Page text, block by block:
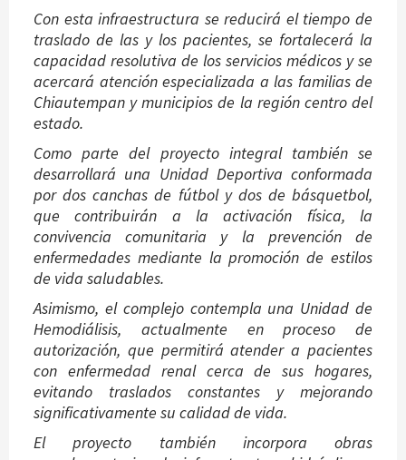
Con esta infraestructura se reducirá el tiempo de
traslado de las y los pacientes, se fortalecerá la
capacidad resolutiva de los servicios médicos y se
acercará atención especializada a las familias de
Chiautempan y municipios de la región centro del
estado.
Como parte del proyecto integral también se
desarrollará una Unidad Deportiva conformada
por dos canchas de fútbol y dos de básquetbol,
que contribuirán a la activación física, la
convivencia comunitaria y la prevención de
enfermedades mediante la promoción de estilos
de vida saludables.
Asimismo, el complejo contempla una Unidad de
Hemodiálisis, actualmente en proceso de
autorización, que permitirá atender a pacientes
con enfermedad renal cerca de sus hogares,
evitando traslados constantes y mejorando
significativamente su calidad de vida.
El proyecto también incorpora obras